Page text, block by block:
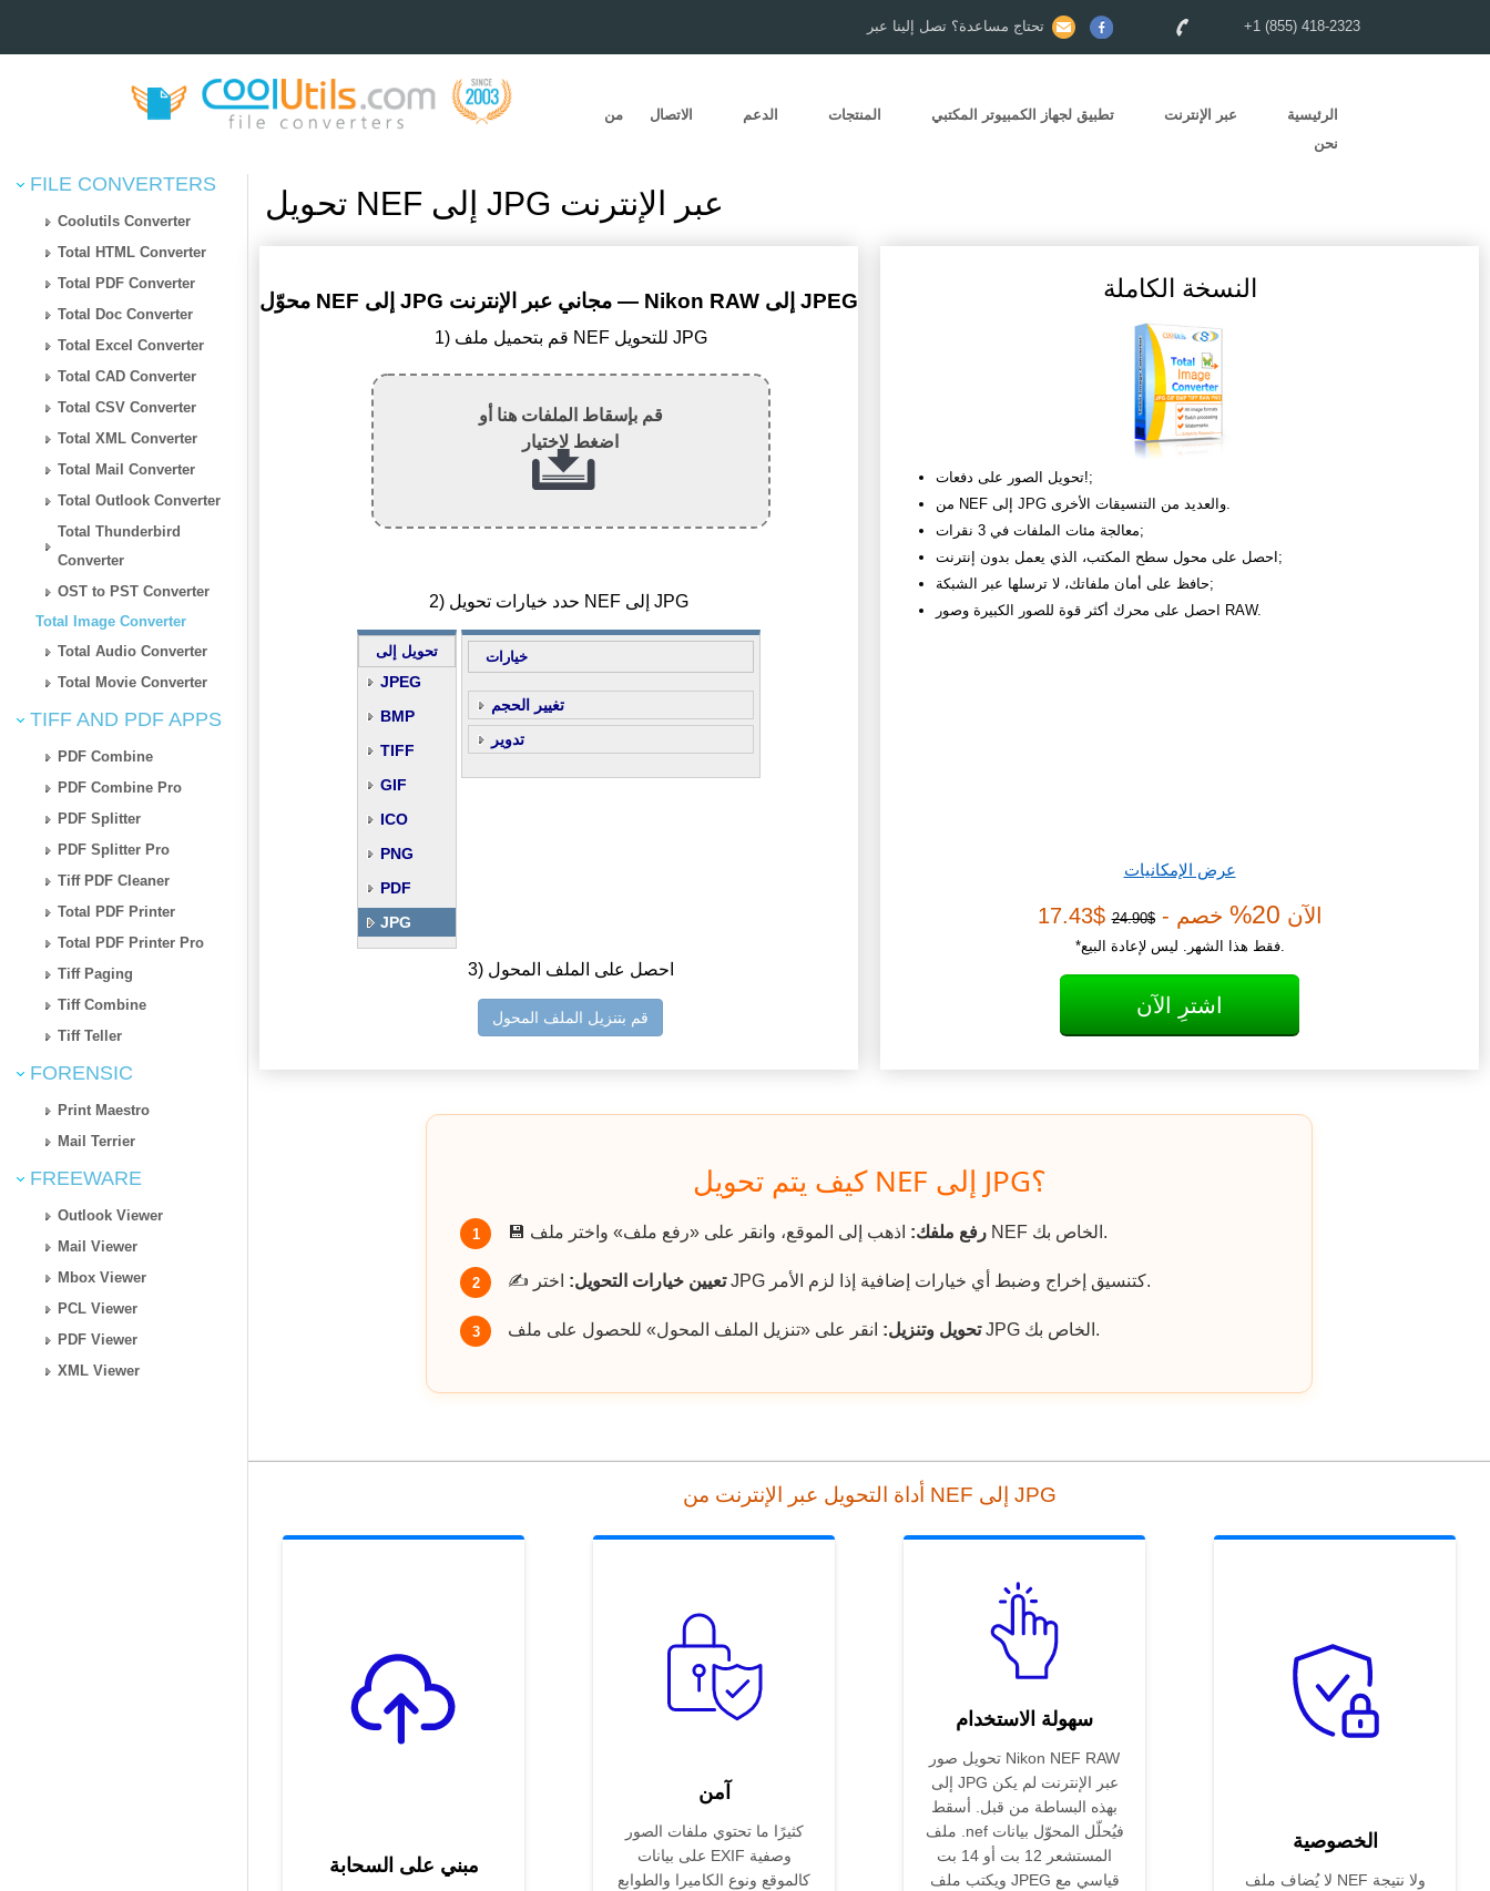
تحتاج مساعدة؟ تصل إلينا عبر +1 (855) 418-2323
الرئيسية عبر الإنترنت تطبيق لجهاز الكمبيوتر المكتبي المنتجات الدعم الاتصال
من
نحن
FILE CONVERTERS
Coolutils Converter
Total HTML Converter
Total PDF Converter
Total Doc Converter
Total Excel Converter
Total CAD Converter
Total CSV Converter
Total XML Converter
Total Mail Converter
Total Outlook Converter
Total Thunderbird
Converter
OST to PST Converter
Total Image Converter
Total Audio Converter
Total Movie Converter
TIFF AND PDF APPS
PDF Combine
PDF Combine Pro
PDF Splitter
PDF Splitter Pro
Tiff PDF Cleaner
Total PDF Printer
Total PDF Printer Pro
Tiff Paging
Tiff Combine
Tiff Teller
FORENSIC
Print Maestro
Mail Terrier
FREEWARE
Outlook Viewer
Mail Viewer
Mbox Viewer
PCL Viewer
PDF Viewer
XML Viewer
تحويل NEF إلى JPG عبر الإنترنت
محوّل NEF إلى JPG مجاني عبر الإنترنت — Nikon RAW إلى JPEG
1) قم بتحميل ملف NEF للتحويل JPG
قم بإسقاط الملفات هنا أو
اضغط لاختيار
2) حدد خيارات تحويل NEF إلى JPG
تحويل إلى
JPEG
BMP
TIFF
GIF
ICO
PNG
PDF
JPG
خيارات
تغيير الحجم
تدوير
3) احصل على الملف المحول
قم بتنزيل الملف المحول
النسخة الكاملة
تحويل الصور على دفعات!;
من NEF إلى JPG والعديد من التنسيقات الأخرى.
معالجة مئات الملفات في 3 نقرات;
احصل على محول سطح المكتب، الذي يعمل بدون إنترنت;
حافظ على أمان ملفاتك، لا ترسلها عبر الشبكة;
احصل على محرك أكثر قوة للصور الكبيرة وصور RAW.
عرض الإمكانيات
الآن 20% خصم -$24.90
$17.43
*فقط هذا الشهر. ليس لإعادة البيع.
اشترِ الآن
كيف يتم تحويل NEF إلى JPG؟
1 💾 رفع ملفك: اذهب إلى الموقع، وانقر على «رفع ملف» واختر ملف NEF الخاص بك.
2 ✍️ تعيين خيارات التحويل: اختر JPG كتنسيق إخراج وضبط أي خيارات إضافية إذا لزم الأمر.
3 تحويل وتنزيل: انقر على «تنزيل الملف المحول» للحصول على ملف JPG الخاص بك.
أداة التحويل عبر الإنترنت من NEF إلى JPG
مبني على السحابة
آمن
كثيرًا ما تحتوي ملفات الصور
على بيانات EXIF وصفية
كالموقع ونوع الكاميرا والطوابع
سهولة الاستخدام
تحويل صور Nikon NEF RAW
إلى JPG عبر الإنترنت لم يكن
بهذه البساطة من قبل. أسقط
ملف .nef فيُحلّل المحوّل بيانات
المستشعر 12 بت أو 14 بت
ويكتب ملف JPEG قياسي مع
الخصوصية
لا يُضاف ملف NEF ولا نتيجة